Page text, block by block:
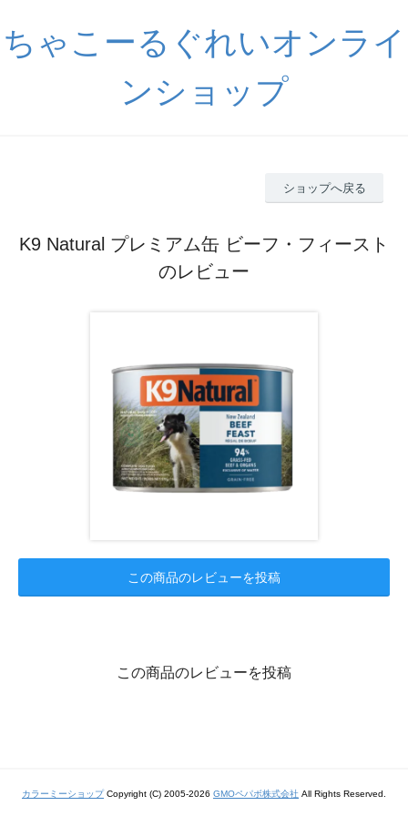
ちゃこーるぐれいオンライ
ンショップ
ショップへ戻る
K9 Natural プレミアム缶 ビーフ・フィースト
のレビュー
この商品のレビューを投稿
この商品のレビューを投稿
カラーミーショップCopyright (C) 2005-2026 GMOペパボ株式会社 All Rights Reserved.